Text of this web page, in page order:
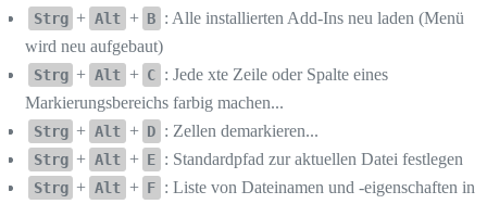
Strg + Alt + B : Alle installierten Add-Ins neu laden (Menü
wird neu aufgebaut)
Strg + Alt + C : Jede xte Zeile oder Spalte eines
Markierungsbereichs farbig machen...
Strg + Alt + D : Zellen demarkieren...
Strg + Alt + E : Standardpfad zur aktuellen Datei festlegen
Strg + Alt + F : Liste von Dateinamen und -eigenschaften in